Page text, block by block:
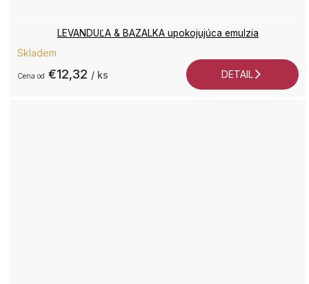
LEVANDUĽA & BAZALKA upokojujúca emulzia
Skladem
od €12,32 / ks DETAIL